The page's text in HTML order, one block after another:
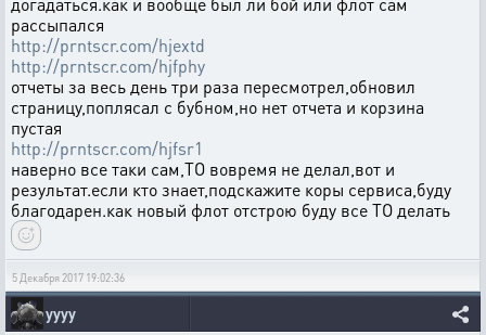
рассыпался
http://prntscr.com/hjextd
http://prntscr.com/hjfphy
отчеты за весь день три раза пересмотрел,обновил
страницу,поплясал с бубном,но нет отчета и корзина
пустая
http://prntscr.com/hjfsr1
наверно все таки сам,ТО вовремя не делал,вот и
результат.если кто знает,подскажите коры сервиса,буду
благодарен.как новый флот отстрою буду все ТО делать
5 Декабря 2017 19:02:36
yyyy